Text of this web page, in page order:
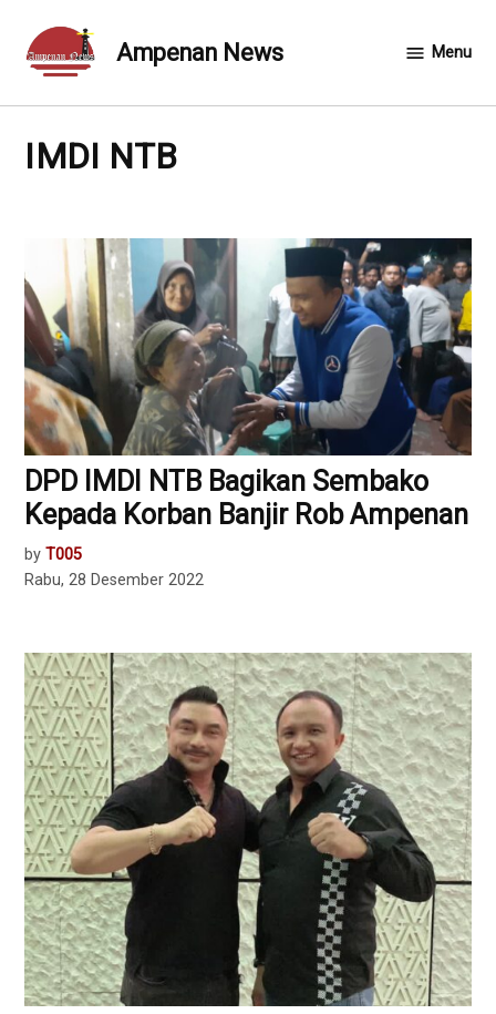
content
Ampenan News Menu
IMDI NTB
DPD IMDI NTB Bagikan Sembako
Kepada Korban Banjir Rob Ampenan
by T005
Rabu, 28 Desember 2022